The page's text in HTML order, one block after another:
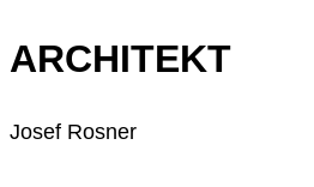
ARCHITEKT
Josef Rosner